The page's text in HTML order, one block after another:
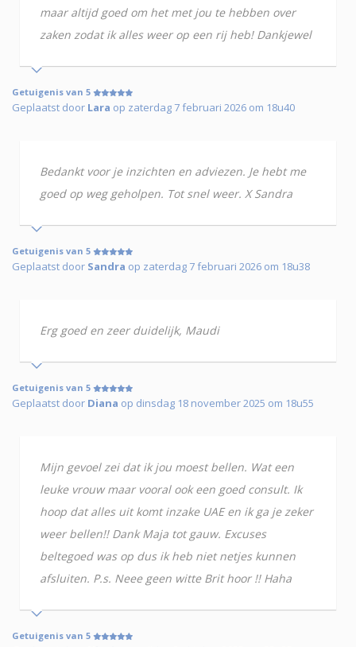
maar altijd goed om het met jou te hebben over
zaken zodat ik alles weer op een rij heb! Dankjewel
Getuigenis van 5
Geplaatst door Lara op zaterdag 7 februari 2026 om 18u40
Bedankt voor je inzichten en adviezen. Je hebt me
goed op weg geholpen. Tot snel weer. X Sandra
Getuigenis van 5
Geplaatst door Sandra op zaterdag 7 februari 2026 om 18u38
Erg goed en zeer duidelijk, Maudi
Getuigenis van 5
Geplaatst door Diana op dinsdag 18 november 2025 om 18u55
Mijn gevoel zei dat ik jou moest bellen. Wat een
leuke vrouw maar vooral ook een goed consult. Ik
hoop dat alles uit komt inzake UAE en ik ga je zeker
weer bellen!! Dank Maja tot gauw. Excuses
beltegoed was op dus ik heb niet netjes kunnen
afsluiten. P.s. Neee geen witte Brit hoor !! Haha
Getuigenis van 5